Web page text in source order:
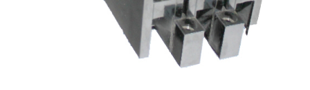
Щиты
диэлектрические